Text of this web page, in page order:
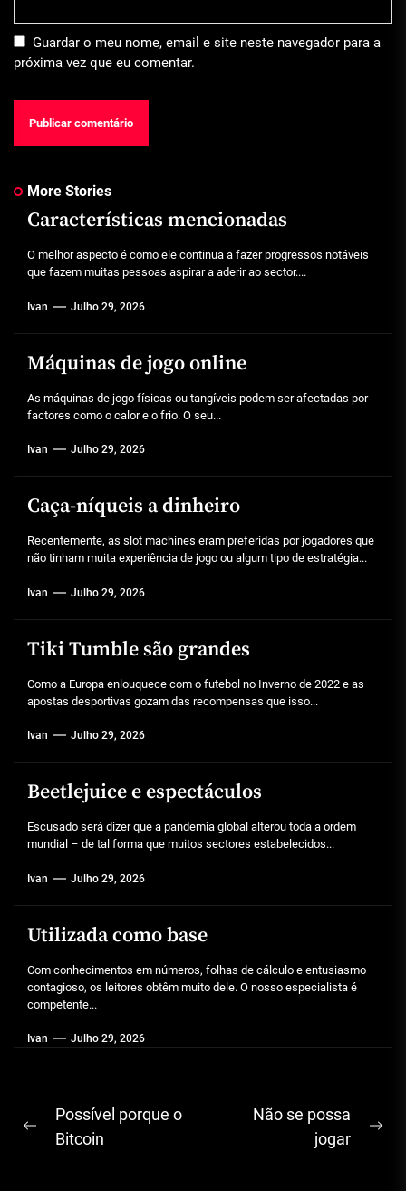
Guardar o meu nome, email e site neste navegador para a
próxima vez que eu comentar.
More Stories
Características mencionadas
O melhor aspecto é como ele continua a fazer progressos notáveis
que fazem muitas pessoas aspirar a aderir ao sector....
Ivan Julho 29, 2026
Máquinas de jogo online
As máquinas de jogo físicas ou tangíveis podem ser afectadas por
factores como o calor e o frio. O seu...
Ivan Julho 29, 2026
Caça-níqueis a dinheiro
Recentemente, as slot machines eram preferidas por jogadores que
não tinham muita experiência de jogo ou algum tipo de estratégia...
Ivan Julho 29, 2026
Tiki Tumble são grandes
Como a Europa enlouquece com o futebol no Inverno de 2022 e as
apostas desportivas gozam das recompensas que isso...
Ivan Julho 29, 2026
Beetlejuice e espectáculos
Escusado será dizer que a pandemia global alterou toda a ordem
mundial – de tal forma que muitos sectores estabelecidos...
Ivan Julho 29, 2026
Utilizada como base
Com conhecimentos em números, folhas de cálculo e entusiasmo
contagioso, os leitores obtêm muito dele. O nosso especialista é
competente...
Ivan Julho 29, 2026
Navegação
Previous
Possível porque o
Bitcoin
Não se possa
jogar